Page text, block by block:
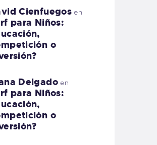
Cienfuegos en
para Niños:
o
Delgadoen
para Niños:
o